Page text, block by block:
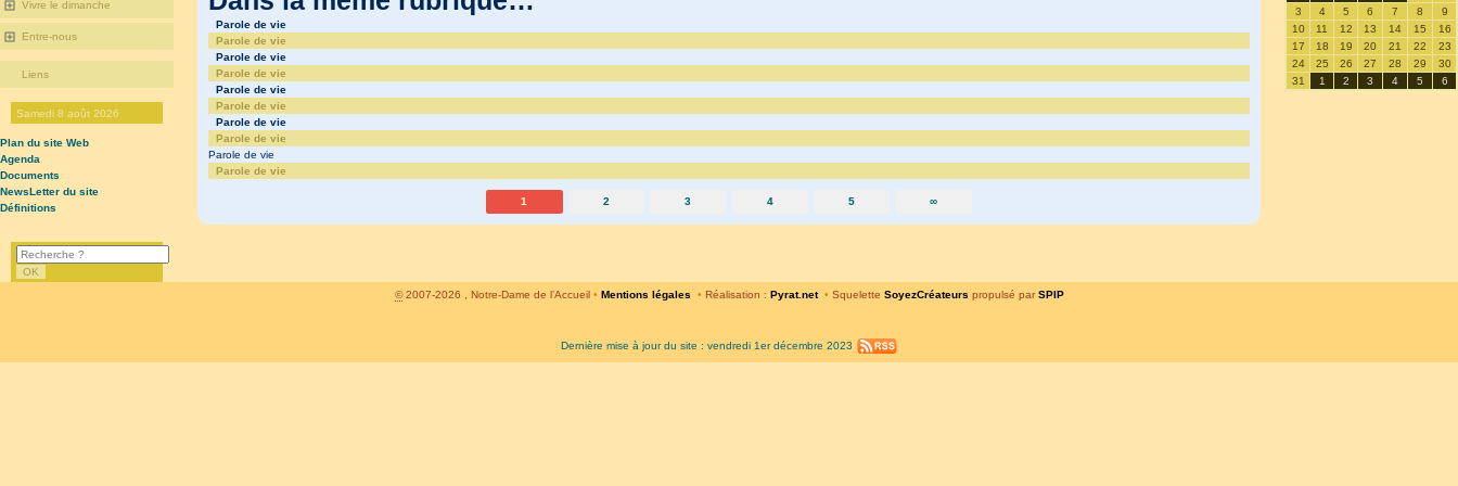
Parole de vie
Parole de vie
Parole de vie
Parole de vie
Parole de vie
Parole de vie
Parole de vie
Parole de vie
Parole de vie
Parole de vie
1 2 3 4 5 ∞
Vivre le dimanche
Entre-nous
Liens
Samedi 8 août 2026
Plan du site Web
Agenda
Documents
NewsLetter du site
Définitions
3
4 5 6 7 8
9
10
11 12 13 14 15
16
17
18 19 20 21 22
23
24
25 26 27 28 29
30
31
1 2 3 4 5 6
©2007-2026 , Notre-Dame de l’Accueil • Mentions légales • Réalisation : Pyrat.net • Squelette SoyezCréateurs propulsé par SPIP
Dernière mise à jour du site : vendredi 1er décembre 2023